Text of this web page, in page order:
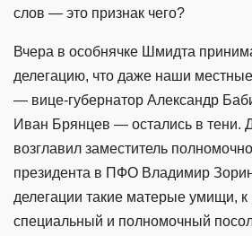
слов — это признак чего?
Вчера в особнячке Шмидта
делегацию, что даже наши
— вице-губернатор Александр
Иван Брянцев — остались в тени.
возглавил заместитель
президента в ПФО Владимир
делегации такие матерые умищи,
специальный и полномочный